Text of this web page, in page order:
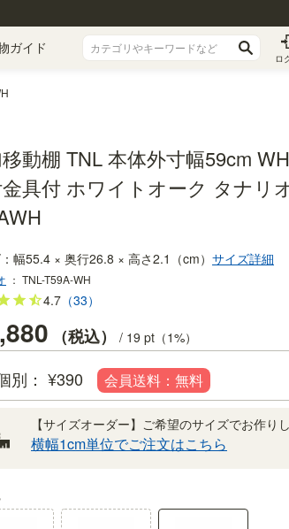
ガイド
ロ
動棚 TNL 本体外寸幅59cm
具付 ホワイトオーク タナリ
幅55.4 × 奥行26.8 × 高さ2.1（cm） サイズ詳細
： TNL-T59A-WH
4.7 （33）
税込 / 19 pt（1%）
別 ¥390
【サイズオーダー】ご希望のサイズでお作りし
横幅1cm単位でご注文はこちら